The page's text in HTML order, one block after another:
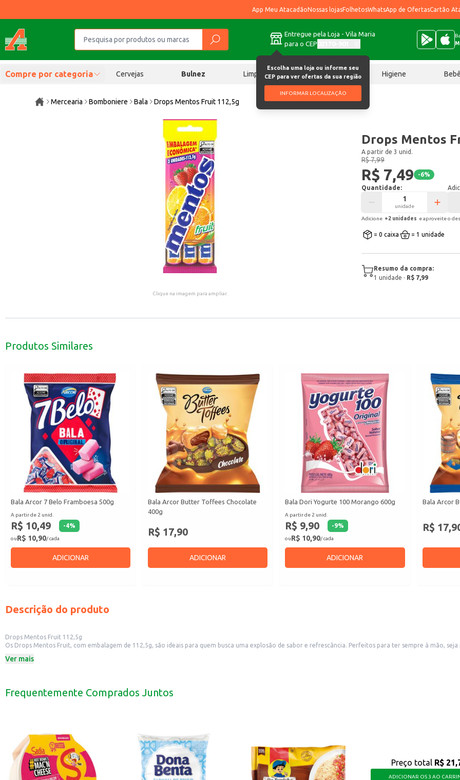
App Meu AtacadãoNossas lojasFolhetosWhatsApp de OfertasCartão
Entregue pela Loja - Vila Maria
para o CEP
Escolha uma loja ou informe seu
CEP para ver ofertas da sua região
INFORMAR LOCALIZAÇÃO
Compre por categoria Cervejas Bulnez Limpeza Chocolates Higiene
Mercearia Bomboniere Bala Drops Mentos Fruit 112,5g
Clique na imagem para ampliar.
Drops Mentos
A partir de 3 unid.
R$ 7,99
R$ 7,49 -6%
Quantidade:
unidade
Adicione +2 unidades e aproveite o
= 0 caixa = 1 unidade
Resumo da compra:
1 unidade · R$ 7,99
Produtos Similares
Bala Arcor 7 Belo Framboesa 500g
A partir de 2 unid.
R$ 10,49 -4%
ouR$ 10,90/ cada
ADICIONAR
Bala Arcor Butter Toffees Chocolate
400g
R$ 17,90
ADICIONAR
Bala Dori Yogurte 100 Morango 600g
A partir de 2 unid.
R$ 9,90 -9%
ouR$ 10,90/ cada
ADICIONAR
Bala Arcor
R$
Descrição do produto
Drops Mentos Fruit 112,5g
Os Drops Mentos Fruit, com embalagem de 112,5g, são ideais para quem busca uma explosão de sabor e refrescância. Perfeitos para ter sempre à mão,
Dicas de Uso:
Os Drops Mentos Fruit são uma escolha saborosa e prática para quem deseja um produto com boa aceitação e fácil de vender.
Ver mais
Frequentemente Comprados Juntos
Preço total R$
ADICIONAR OS 3 AO